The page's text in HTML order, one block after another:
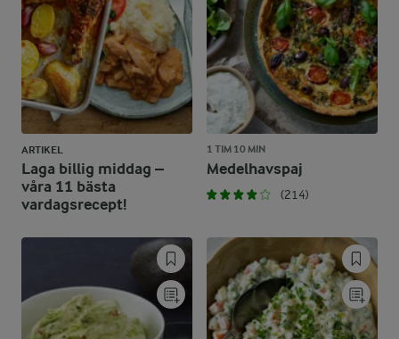
ARTIKEL
Laga billig middag –
våra 11 bästa
vardagsrecept!
1 TIM 10 MIN
Medelhavspaj
(214)